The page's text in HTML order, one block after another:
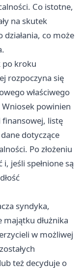
Co istotne,
na skutek
co może
po kroku
rozpoczyna się
właściwego
Wniosek powinien
finansowej, listę
dotyczące
Po złożeniu
jeśli spełnione są
syndyka,
dłużnika
w możliwej
też decyduje o